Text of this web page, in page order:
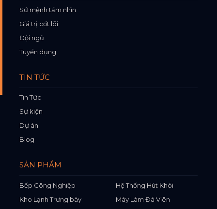
Sứ mệnh tầm nhìn
Giá trị cốt lõi
Đội ngũ
Tuyển dụng
TIN TỨC
Tin Tức
Sự kiện
Dự án
Blog
SẢN PHẨM
Bếp Công Nghiệp
Hệ Thống Hút Khói
Kho Lạnh Trưng bày
Máy Làm Đá Viên